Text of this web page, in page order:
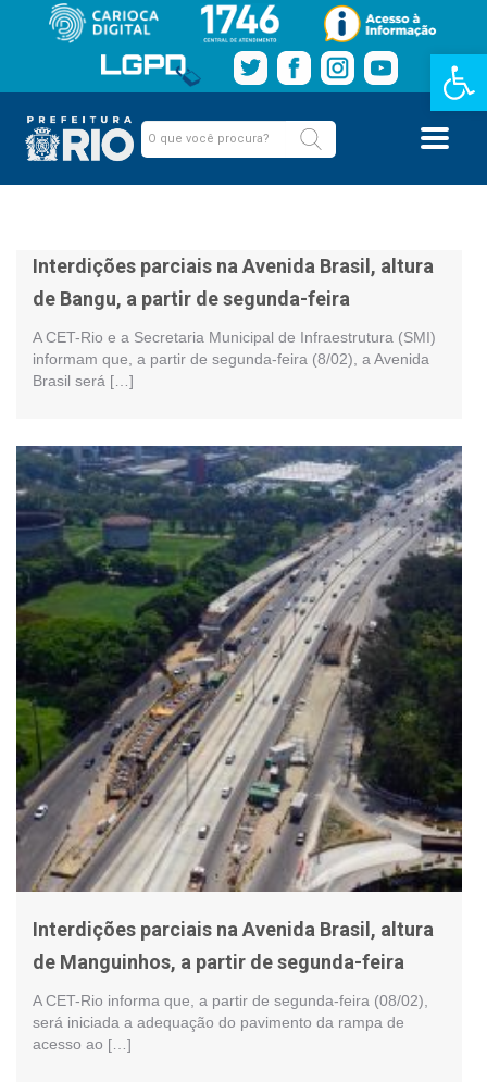
Barra de
Interdições parciais na Avenida Brasil, altura
de Bangu, a partir de segunda-feira
A CET-Rio e a Secretaria Municipal de Infraestrutura (SMI)
informam que, a partir de segunda-feira (8/02), a Avenida
Brasil será […]
Interdições parciais na Avenida Brasil, altura
de Manguinhos, a partir de segunda-feira
A CET-Rio informa que, a partir de segunda-feira (08/02),
será iniciada a adequação do pavimento da rampa de
acesso ao […]